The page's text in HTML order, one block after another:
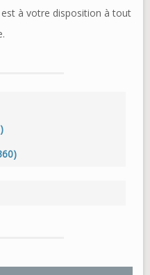
à votre disposition à tout